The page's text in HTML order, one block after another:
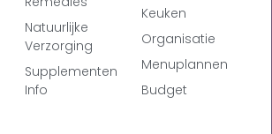
Natuurlijke
Verzorging
Supplementen
Info
Keuken
Organisatie
Menuplannen
Budget